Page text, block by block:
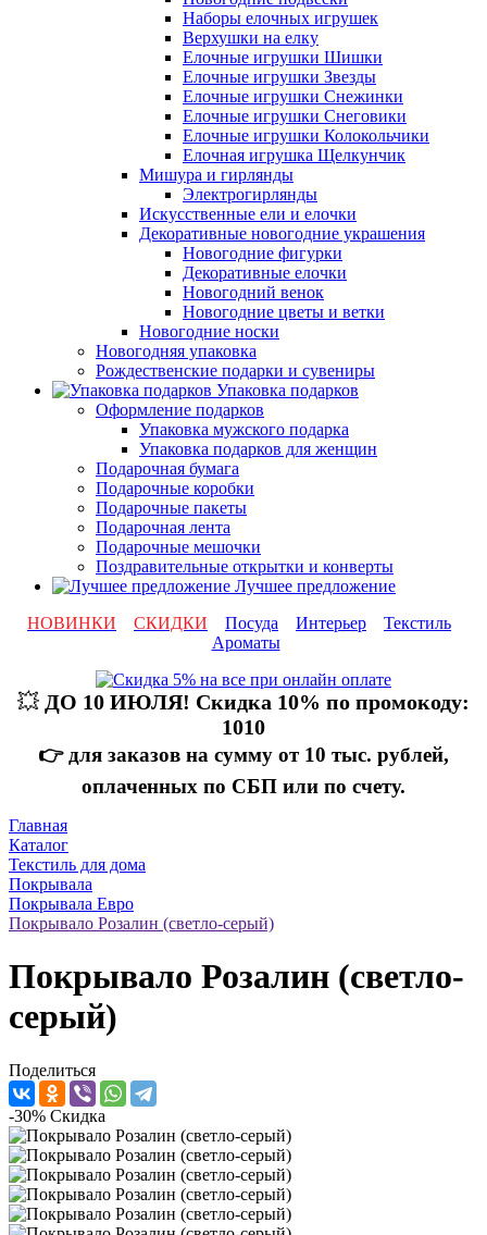
Наборы елочных игрушек
Верхушки на елку
Елочные игрушки Шишки
Елочные игрушки Звезды
Елочные игрушки Снежинки
Елочные игрушки Снеговики
Елочные игрушки Колокольчики
Елочная игрушка Щелкунчик
Мишура и гирлянды
Электрогирлянды
Искусственные ели и елочки
Декоративные новогодние украшения
Новогодние фигурки
Декоративные елочки
Новогодний венок
Новогодние цветы и ветки
Новогодние носки
Новогодняя упаковка
Рождественские подарки и сувениры
Упаковка подарков
Оформление подарков
Упаковка мужского подарка
Упаковка подарков для женщин
Подарочная бумага
Подарочные коробки
Подарочные пакеты
Подарочная лента
Подарочные мешочки
Поздравительные открытки и конверты
Лучшее предложение
НОВИНКИ
СКИДКИ Посуда Интерьер
Текстиль
Ароматы
💥 ДО 10 ИЮЛЯ! Скидка 10% по промокоду:
1010
👉 для заказов на сумму от 10 тыс. рублей,
оплаченных по СБП или по счету.
Главная
Каталог
Текстиль для дома
Покрывала
Покрывала Евро
Покрывало Розалин (светло-серый)
Покрывало Розалин (светло-
серый)
Поделиться
-30% Скидка